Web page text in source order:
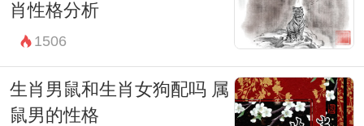
肖性格分析
1506
生肖男鼠和生肖女狗配吗 属
鼠男的性格